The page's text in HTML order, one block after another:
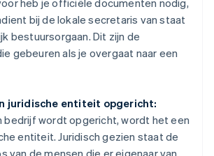
heb je officiële documenten nodig,
bij de lokale secretaris van staat
bestuursorgaan. Dit zijn de
gebeuren als je overgaat naar een
juridische entiteit opgericht:
bedrijf wordt opgericht, wordt het een
entiteit. Juridisch gezien staat de